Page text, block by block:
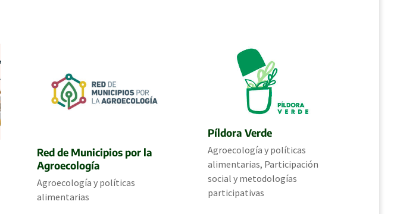
Red de Municipios por la
Agroecología
Agroecología y políticas
alimentarias
Píldora Verde
Agroecología y políticas
alimentarias, Participación
social y metodologías
participativas